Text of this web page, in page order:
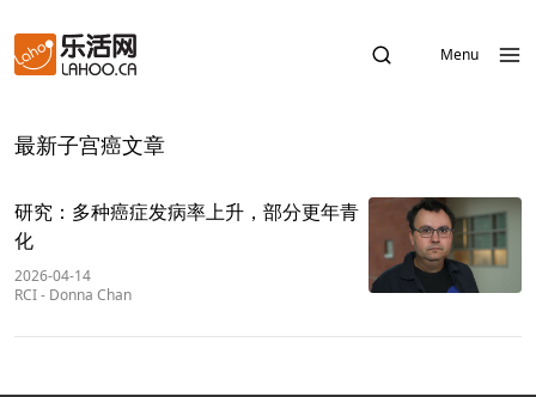
Menu
最新子宫癌文章
研究：多种癌症发病率上升，部分更年青
化
2026-04-14
RCI- Donna Chan